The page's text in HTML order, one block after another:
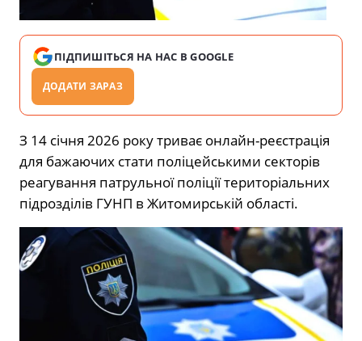
ПІДПИШІТЬСЯ НА НАС В GOOGLE
ДОДАТИ ЗАРАЗ
З 14 січня 2026 року триває онлайн-реєстрація
для бажаючих стати поліцейськими секторів
реагування патрульної поліції територіальних
підрозділів ГУНП в Житомирській області.